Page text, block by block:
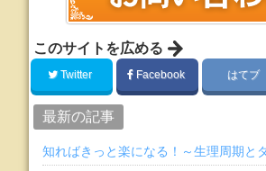
このサイトを広める
Twitter Facebook はてブ
最新の記事
知ればきっと楽になる！～生理周期と